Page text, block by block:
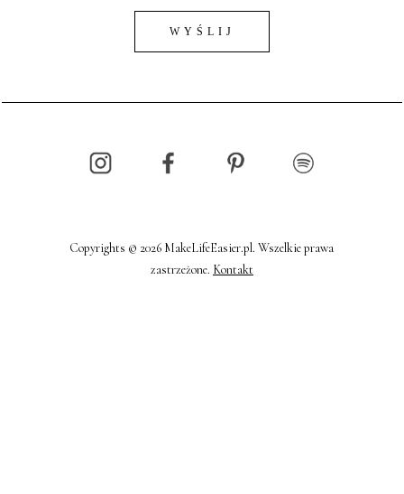
Copyrights © 2026 MakeLifeEasier.pl. Wszelkie prawa
zastrzeżone. Kontakt